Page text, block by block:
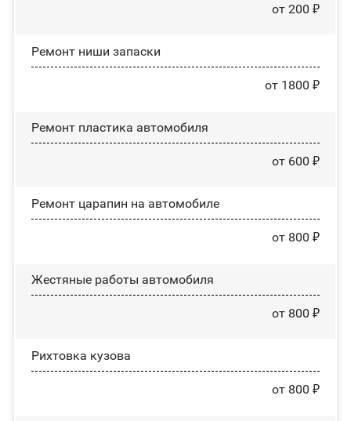
от 200 ₽
Ремонт ниши запаски
от 1800 ₽
Ремонт пластика автомобиля
от 600 ₽
Ремонт царапин на автомобиле
от 800 ₽
Жестяные работы автомобиля
от 800 ₽
Рихтовка кузова
от 800 ₽